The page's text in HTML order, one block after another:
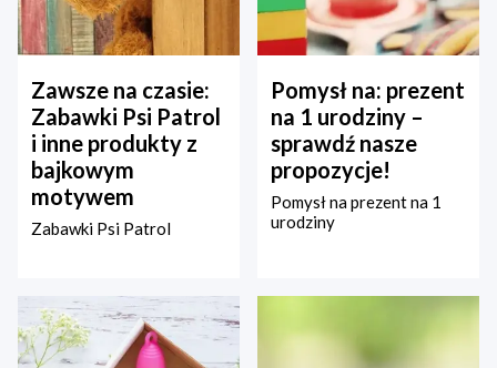
Zawsze na czasie:
Zabawki Psi Patrol
i inne produkty z
bajkowym
motywem
Zabawki Psi Patrol
Pomysł na: prezent
na 1 urodziny –
sprawdź nasze
propozycje!
Pomysł na prezent na 1
urodziny